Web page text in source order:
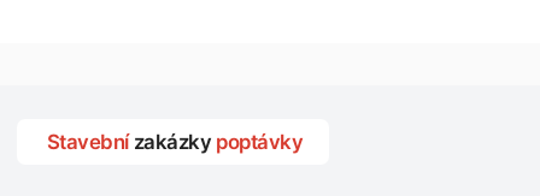
Stavební zakázky poptávky